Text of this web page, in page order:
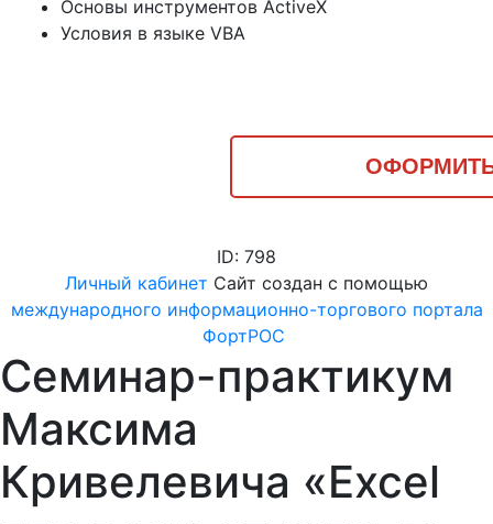
Основы инструментов ActiveX
Условия в языке VBA
ID: 798
Личный кабинет Сайт создан с помощью
международного информационно-торгового портала
ФортРОС
Семинар-практикум
Максима
Кривелевича «Excel